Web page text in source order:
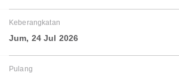
Keberangkatan
Jum, 24 Jul 2026
Pulang